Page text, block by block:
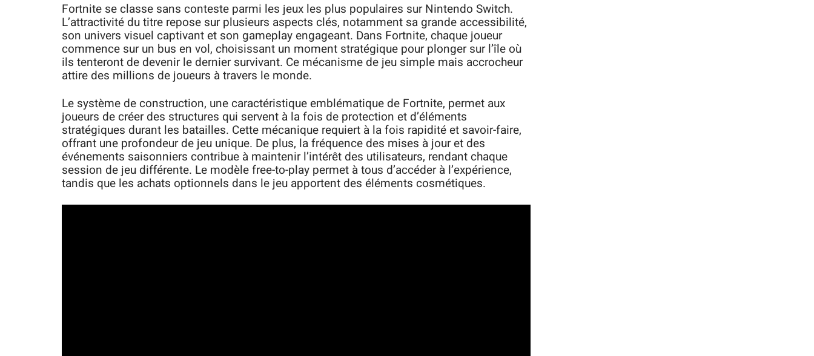
Fortnite se classe sans conteste parmi les jeux les plus populaires sur Nintendo Switch.
L’attractivité du titre repose sur plusieurs aspects clés, notamment sa grande accessibilité,
son univers visuel captivant et son gameplay engageant. Dans Fortnite, chaque joueur
commence sur un bus en vol, choisissant un moment stratégique pour plonger sur l’île où
ils tenteront de devenir le dernier survivant. Ce mécanisme de jeu simple mais accrocheur
attire des millions de joueurs à travers le monde.
Le système de construction, une caractéristique emblématique de Fortnite, permet aux
joueurs de créer des structures qui servent à la fois de protection et d’éléments
stratégiques durant les batailles. Cette mécanique requiert à la fois rapidité et savoir-faire,
offrant une profondeur de jeu unique. De plus, la fréquence des mises à jour et des
événements saisonniers contribue à maintenir l’intérêt des utilisateurs, rendant chaque
session de jeu différente. Le modèle free-to-play permet à tous d’accéder à l’expérience,
tandis que les achats optionnels dans le jeu apportent des éléments cosmétiques.